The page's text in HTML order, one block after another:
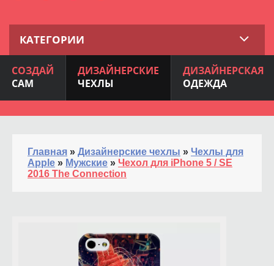
КАТЕГОРИИ
СОЗДАЙ
САМ
ДИЗАЙНЕРСКИЕ
ЧЕХЛЫ
ДИЗАЙНЕРСКАЯ
ОДЕЖДА
Главная » Дизайнерские чехлы » Чехлы для
Apple » Мужские » Чехол для iPhone 5 / SE
2016 The Connection